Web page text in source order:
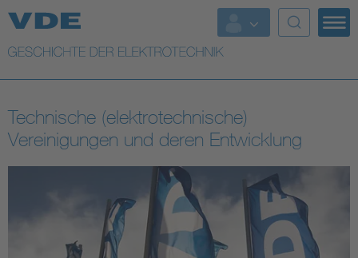
Top Themen
Weitere Themen
Technische (elektrotechnische)
Vereinigungen und deren Entwicklung